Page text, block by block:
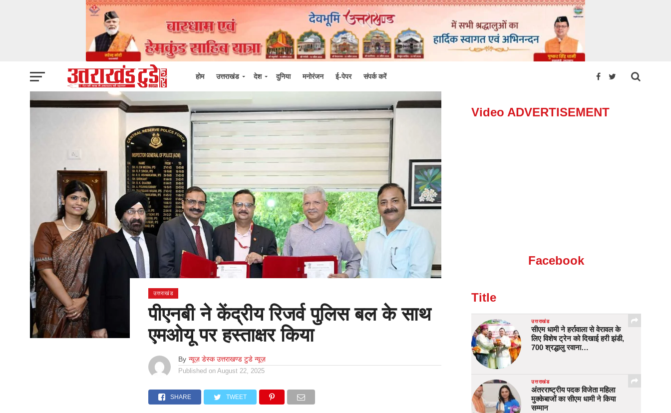
होम उत्तराखंड देश दुनिया मनोरंजन ई-पेपर संपर्क करें
उत्तराखंड
पीएनबी ने केंद्रीय रिजर्व पुलिस बल के साथ
एमओयू पर हस्ताक्षर किया
By न्यूज़ डेस्क उत्तराखण्ड टुडे न्यूज़
Published on August 22, 2025
SHARE TWEET
Video ADVERTISEMENT
Facebook
Title
उत्तराखंड
सीएम धामी ने हर्रावाला से वेरावल के
लिए विशेष ट्रेन को दिखाई हरी झंडी,
700 श्रद्धालु रवाना…
उत्तराखंड
अंतरराष्ट्रीय पदक विजेता महिला
मुक्केबाजों का सीएम धामी ने किया
सम्मान